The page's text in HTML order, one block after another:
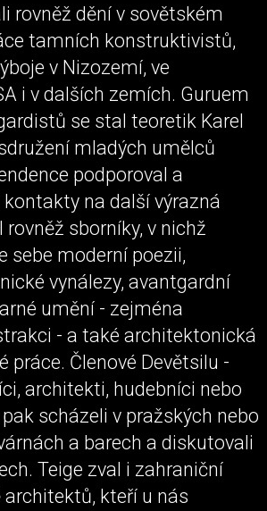
rovněž dění v sovětském
tamních konstruktivistů,
v Nizozemí, ve
i v dalších zemích. Guruem
se stal teoretik Karel
mladých umělců
podporoval a
na další výrazná
rovněž sborníky, v nichž
sebe moderní poezii,
vynálezy, avantgardní
umění - zejména
- a také architektonická
práce. Členové Devětsilu -
architekti, hudebníci nebo
scházeli v pražských nebo
a barech a diskutovali
Teige zval i zahraniční
architektů, kteří u nás